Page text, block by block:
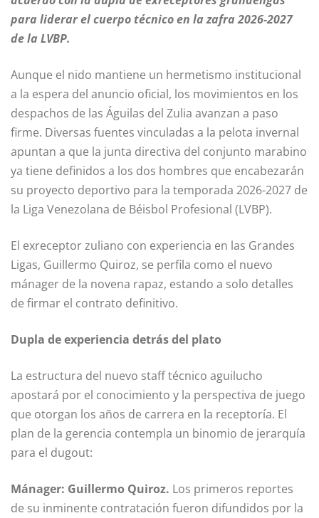
para liderar el cuerpo técnico en la zafra 2026-2027
de la LVBP.
Aunque el nido mantiene un hermetismo institucional
a la espera del anuncio oficial, los movimientos en los
despachos de las Águilas del Zulia avanzan a paso
firme. Diversas fuentes vinculadas a la pelota invernal
apuntan a que la junta directiva del conjunto marabino
ya tiene definidos a los dos hombres que encabezarán
su proyecto deportivo para la temporada 2026-2027 de
la Liga Venezolana de Béisbol Profesional (LVBP).
El exreceptor zuliano con experiencia en las Grandes
Ligas, Guillermo Quiroz, se perfila como el nuevo
mánager de la novena rapaz, estando a solo detalles
de firmar el contrato definitivo.
Dupla de experiencia detrás del plato
La estructura del nuevo staff técnico aguilucho
apostará por el conocimiento y la perspectiva de juego
que otorgan los años de carrera en la receptoría. El
plan de la gerencia contempla un binomio de jerarquía
para el dugout:
Mánager: Guillermo Quiroz. Los primeros reportes
de su inminente contratación fueron difundidos por la